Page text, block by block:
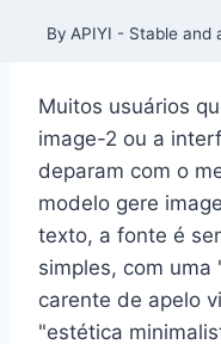
By APIYI - Stable and
Muitos usuários
image-2 ou a
deparam com o
modelo gere
texto, a fonte é
simples, com
carente de apelo
"estética